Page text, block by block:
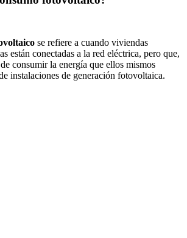
se refiere a cuando viviendas
están conectadas a la red eléctrica, pero que,
consumir la energía que ellos mismos
instalaciones de generación fotovoltaica.